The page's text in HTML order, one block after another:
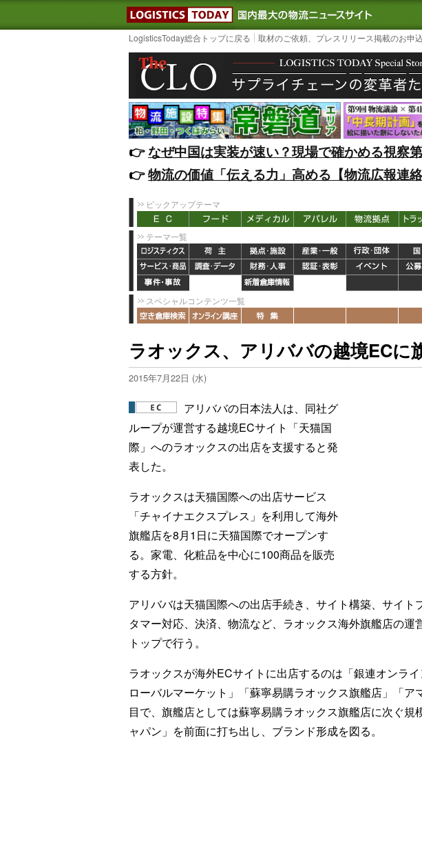
LOGISTICS TODAY｜国内最大の物流
LogisticsToday総合トップに戻る 取材のご依頼、プレスリリース掲載のお申
👉️なぜ中国は実装が速い？現場で確かめる視察
👉️物流の価値「伝える力」高める【物流広報連
ピックアップテーマ
テーマ一覧
スペシャルコンテンツ一覧
ラオックス、アリババの越境ECに
2015年7月22日 (水)
アリババの日本法人は、同社グ
ループが運営する越境ECサイト「天猫国
際」へのラオックスの出店を支援すると発
表した。
ラオックスは天猫国際への出店サービス
「チャイナエクスプレス」を利用して海外
旗艦店を8月1日に天猫国際でオープンす
る。家電、化粧品を中心に100商品を販売
する方針。
アリババは天猫国際への出店手続き、サイト構築、サイト
タマー対応、決済、物流など、ラオックス海外旗艦店の運
トップで行う。
ラオックスが海外ECサイトに出店するのは「銀連オンラ
ローバルマーケット」「蘇寧易購ラオックス旗艦店」「
目で、旗艦店としては蘇寧易購ラオックス旗艦店に次ぐ規
ャパン」を前面に打ち出し、ブランド形成を図る。